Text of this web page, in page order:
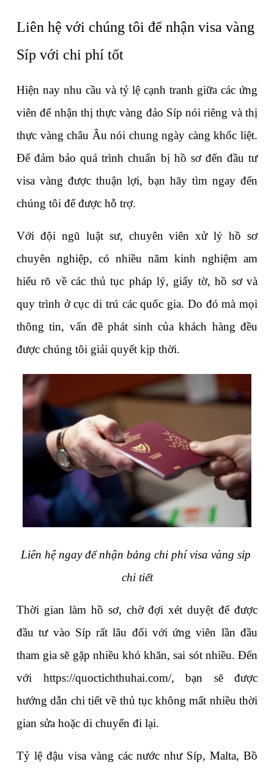
Liên hệ với chúng tôi để nhận visa vàng
Síp với chi phí tốt
Hiện nay nhu cầu và tỷ lệ cạnh tranh giữa các ứng
viên để nhận thị thực vàng đảo Síp nói riêng và thị
thực vàng châu Âu nói chung ngày càng khốc liệt.
Để đảm bảo quá trình chuẩn bị hồ sơ đến đầu tư
visa vàng được thuận lợi, bạn hãy tìm ngay đến
chúng tôi để được hỗ trợ.
Với đội ngũ luật sư, chuyên viên xử lý hồ sơ
chuyên nghiệp, có nhiều năm kinh nghiệm am
hiểu rõ về các thủ tục pháp lý, giấy tờ, hồ sơ và
quy trình ở cục di trú các quốc gia. Do đó mà mọi
thông tin, vấn đề phát sinh của khách hàng đều
được chúng tôi giải quyết kịp thời.
Liên hệ ngay để nhận bảng chi phí visa vàng sip
chi tiết
Thời gian làm hồ sơ, chờ đợi xét duyệt để được
đầu tư vào Síp rất lâu đối với ứng viên lần đầu
tham gia sẽ gặp nhiều khó khăn, sai sót nhiều. Đến
với https://quoctichthuhai.com/, bạn sẽ được
hướng dẫn chi tiết về thủ tục không mất nhiều thời
gian sửa hoặc di chuyển đi lại.
Tỷ lệ đậu visa vàng các nước như Síp, Malta, Bồ